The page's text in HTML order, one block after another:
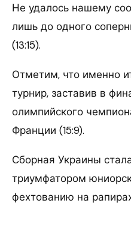
Не удалось нашему
лишь до одного
(13:15).
Отметим, что именно
турнир, заставив в
олимпийского
Франции (15:9).
Сборная Украины
триумфатором
фехтованию на